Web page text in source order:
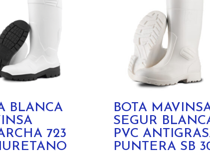
BLANCA
723
BOTA
SEGUR
PVC
PUNTERA SB